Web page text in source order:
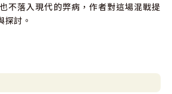
不落入現代的弊病，作者對這場混戰提
探討。